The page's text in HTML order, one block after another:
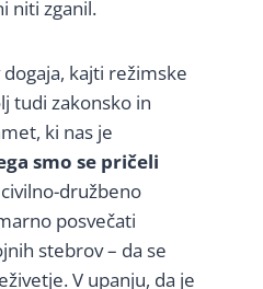
niti zganil.
kajti režimske
tudi zakonsko in
ki nas je
smo se pričeli
družbeno
posvečati
stebrov – da se
V upanju, da je